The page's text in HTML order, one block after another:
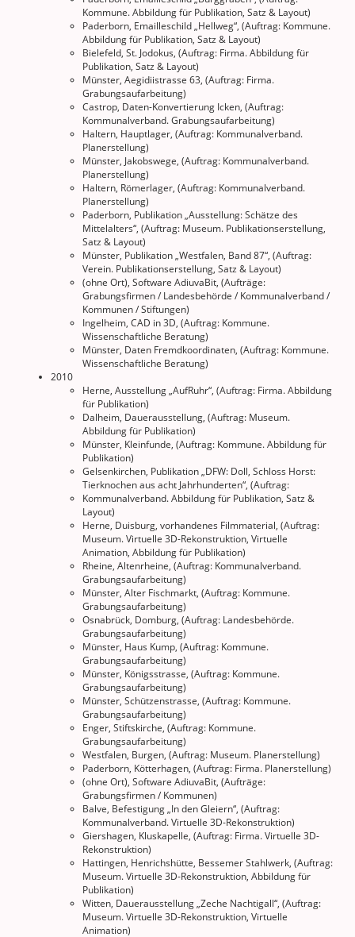
Kommune. Abbildung für Publikation, Satz & Layout)
Paderborn, Emailleschild „Hellweg“, (Auftrag: Kommune.
Abbildung für Publikation, Satz & Layout)
Bielefeld, St. Jodokus, (Auftrag: Firma. Abbildung für
Publikation, Satz & Layout)
Münster, Aegidiistrasse 63, (Auftrag: Firma.
Grabungsaufarbeitung)
Castrop, Daten-Konvertierung Icken, (Auftrag:
Kommunalverband. Grabungsaufarbeitung)
Haltern, Hauptlager, (Auftrag: Kommunalverband.
Planerstellung)
Münster, Jakobswege, (Auftrag: Kommunalverband.
Planerstellung)
Haltern, Römerlager, (Auftrag: Kommunalverband.
Planerstellung)
Paderborn, Publikation „Ausstellung: Schätze des
Mittelalters“, (Auftrag: Museum. Publikationserstellung,
Satz & Layout)
Münster, Publikation „Westfalen, Band 87“, (Auftrag:
Verein. Publikationserstellung, Satz & Layout)
(ohne Ort), Software AdiuvaBit, (Aufträge:
Grabungsfirmen / Landesbehörde / Kommunalverband /
Kommunen / Stiftungen)
Ingelheim, CAD in 3D, (Auftrag: Kommune.
Wissenschaftliche Beratung)
Münster, Daten Fremdkoordinaten, (Auftrag: Kommune.
Wissenschaftliche Beratung)
2010
Herne, Ausstellung „AufRuhr“, (Auftrag: Firma. Abbildung
für Publikation)
Dalheim, Dauerausstellung, (Auftrag: Museum.
Abbildung für Publikation)
Münster, Kleinfunde, (Auftrag: Kommune. Abbildung für
Publikation)
Gelsenkirchen, Publikation „DFW: Doll, Schloss Horst:
Tierknochen aus acht Jahrhunderten“, (Auftrag:
Kommunalverband. Abbildung für Publikation, Satz &
Layout)
Herne, Duisburg, vorhandenes Filmmaterial, (Auftrag:
Museum. Virtuelle 3D-Rekonstruktion, Virtuelle
Animation, Abbildung für Publikation)
Rheine, Altenrheine, (Auftrag: Kommunalverband.
Grabungsaufarbeitung)
Münster, Alter Fischmarkt, (Auftrag: Kommune.
Grabungsaufarbeitung)
Osnabrück, Domburg, (Auftrag: Landesbehörde.
Grabungsaufarbeitung)
Münster, Haus Kump, (Auftrag: Kommune.
Grabungsaufarbeitung)
Münster, Königsstrasse, (Auftrag: Kommune.
Grabungsaufarbeitung)
Münster, Schützenstrasse, (Auftrag: Kommune.
Grabungsaufarbeitung)
Enger, Stiftskirche, (Auftrag: Kommune.
Grabungsaufarbeitung)
Westfalen, Burgen, (Auftrag: Museum. Planerstellung)
Paderborn, Kötterhagen, (Auftrag: Firma. Planerstellung)
(ohne Ort), Software AdiuvaBit, (Aufträge:
Grabungsfirmen / Kommunen)
Balve, Befestigung „In den Gleiern“, (Auftrag:
Kommunalverband. Virtuelle 3D-Rekonstruktion)
Giershagen, Kluskapelle, (Auftrag: Firma. Virtuelle 3D-
Rekonstruktion)
Hattingen, Henrichshütte, Bessemer Stahlwerk, (Auftrag:
Museum. Virtuelle 3D-Rekonstruktion, Abbildung für
Publikation)
Witten, Dauerausstellung „Zeche Nachtigall“, (Auftrag:
Museum. Virtuelle 3D-Rekonstruktion, Virtuelle
Animation)